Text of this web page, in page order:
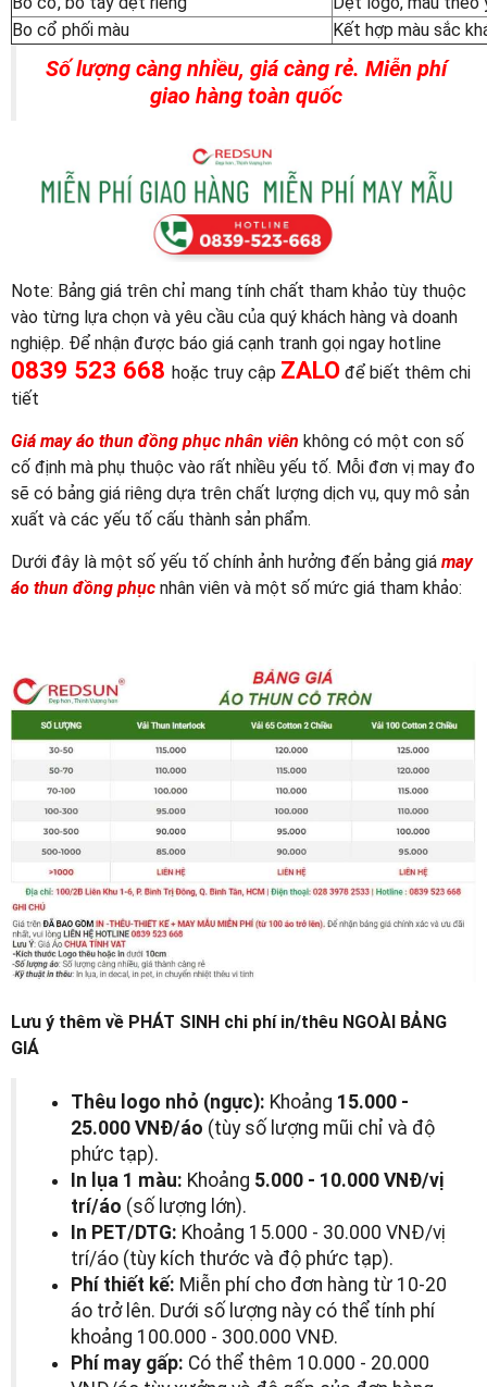
Bo cổ phối màu
Kết hợp màu sắc
Số lượng càng nhiều, giá càng rẻ. Miễn phí
giao hàng toàn quốc
Note: Bảng giá trên chỉ mang tính chất tham khảo tùy thuộc
vào từng lựa chọn và yêu cầu của quý khách hàng và doanh
nghiệp. Để nhận được báo giá cạnh tranh gọi ngay hotline
0839 523 668 hoặc truy cập ZALO để biết thêm chi
tiết
Giá may áo thun đồng phục nhân viên không có một con số
cố định mà phụ thuộc vào rất nhiều yếu tố. Mỗi đơn vị may đo
sẽ có bảng giá riêng dựa trên chất lượng dịch vụ, quy mô sản
xuất và các yếu tố cấu thành sản phẩm.
Dưới đây là một số yếu tố chính ảnh hưởng đến bảng giá may
áo thun đồng phục nhân viên và một số mức giá tham khảo:
Lưu ý thêm về PHÁT SINH chi phí in/thêu NGOÀI BẢNG
GIÁ
Thêu logo nhỏ (ngực): Khoảng 15.000 -
25.000 VNĐ/áo (tùy số lượng mũi chỉ và độ
phức tạp).
In lụa 1 màu: Khoảng 5.000 - 10.000 VNĐ/vị
trí/áo (số lượng lớn).
In PET/DTG: Khoảng 15.000 - 30.000 VNĐ/vị
trí/áo (tùy kích thước và độ phức tạp).
Phí thiết kế: Miễn phí cho đơn hàng từ 10-20
áo trở lên. Dưới số lượng này có thể tính phí
khoảng 100.000 - 300.000 VNĐ.
Phí may gấp: Có thể thêm 10.000 - 20.000